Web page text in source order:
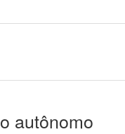
autônomo